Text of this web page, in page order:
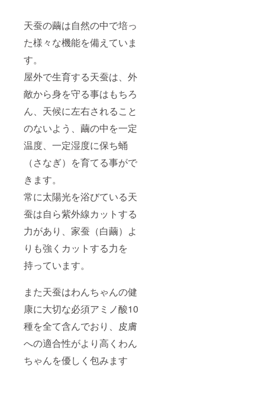
天蚕の繭は自然の中で培っ
た様々な機能を備えていま
す。
屋外で生育する天蚕は、外
敵から身を守る事はもちろ
ん、天候に左右されること
のないよう、繭の中を一定
温度、一定湿度に保ち蛹
（さなぎ）を育てる事がで
きます。
常に太陽光を浴びている天
蚕は自ら紫外線カットする
力があり、家蚕（白繭）よ
りも強くカットする力を
持っています。
また天蚕はわんちゃんの健
康に大切な必須アミノ酸10
種を全て含んでおり、皮膚
への適合性がより高くわん
ちゃんを優しく包みます